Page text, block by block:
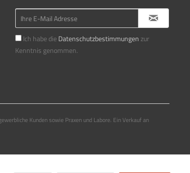
Ich habe dieDatenschutzbestimmungenzur
Kenntnis genommen.
Kunden sowie Praxen und Labore. Ein Verkauf an